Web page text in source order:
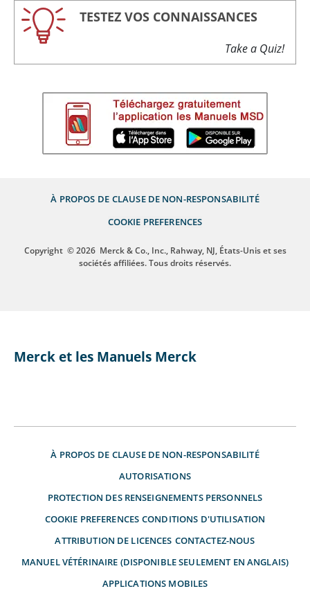
TESTEZ VOS CONNAISSANCES
Take a Quiz!
À PROPOS DE CLAUSE DE NON-RESPONSABILITÉ
COOKIE PREFERENCES
Copyright © 2026 Merck & Co., Inc., Rahway, NJ, États-Unis et ses
sociétés affiliées. Tous droits réservés.
Merck et les Manuels Merck
À PROPOS DE CLAUSE DE NON-RESPONSABILITÉ
AUTORISATIONS
PROTECTION DES RENSEIGNEMENTS PERSONNELS
COOKIE PREFERENCES CONDITIONS D'UTILISATION
ATTRIBUTION DE LICENCES CONTACTEZ-NOUS
MANUEL VÉTÉRINAIRE (DISPONIBLE SEULEMENT EN ANGLAIS)
APPLICATIONS MOBILES